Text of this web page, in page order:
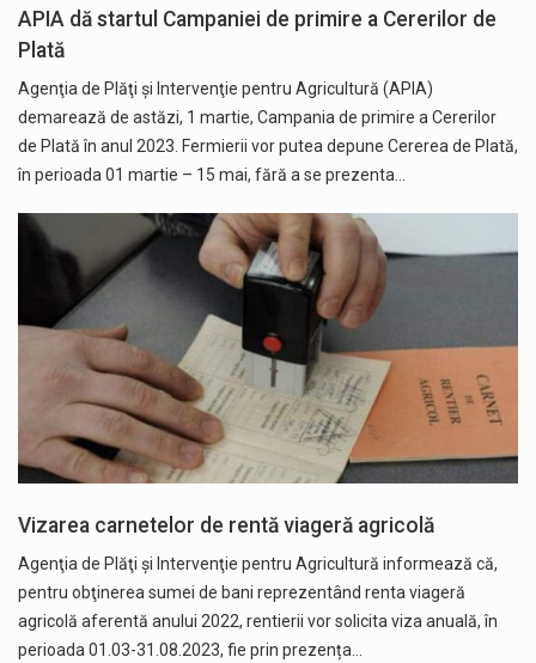
APIA dă startul Campaniei de primire a Cererilor de
Plată
Agenţia de Plăţi şi Intervenţie pentru Agricultură (APIA)
demarează de astăzi, 1 martie, Campania de primire a Cererilor
de Plată în anul 2023. Fermierii vor putea depune Cererea de Plată,
în perioada 01 martie – 15 mai, fără a se prezenta…
Vizarea carnetelor de rentă viageră agricolă
Agenţia de Plăţi şi Intervenţie pentru Agricultură informează că,
pentru obţinerea sumei de bani reprezentând renta viageră
agricolă aferentă anului 2022, rentierii vor solicita viza anuală, în
perioada 01.03-31.08.2023, fie prin prezența…